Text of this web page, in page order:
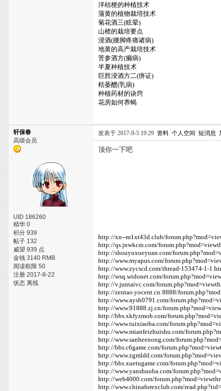
洋桔梗的种植技术
蒲黄的植物栽培技术
菊花酒三(眩晕)
山楂的栽培要点
浸酒(腰脚疼痛诸病)
地黄的高产栽培技术
苦参酒方(癞病)
半夏种植技术
巨胜浸酒方二(痹证)
栝蒌醴(乳病)
种植药材的诀窍
花房如何养蝎
轩保春
高级会员
UID 186260
精华 0
积分 939
帖子 132
威望 939 点
金钱 3140 RMB
阅读权限 50
注册 2017-8-22
状态 离线
发表于 2017-9-5 19:29 资料 个人空间 短消息
顶你一下吧
http://xn--m1xt43d.club/
http://qs.jnwkcm.com/
http://shouyuxueyuan.com/
http://www.myapus.com/
http://www.zycscd.com/thread-153474-1-
http://wsq.widonet.com/
http://v.juntaivc.com/
http://zentao.yocent.cn:8888/
http://www.aysh0791.com/
http://www.91888.zj.cn/
http://bbs.xkfyzmob.com/
http://www.tuixiaoba.com/
http://www.mianfeizhuishu.com/
http://www.sanheenong.com/
http://bbs.c6game.com/
http://www.zgmldd.com/
http://bbs.xuetugame.com/
http://www.yanshuoba.com/
http://web4000.com/
http://www.chinaforexclub.com/